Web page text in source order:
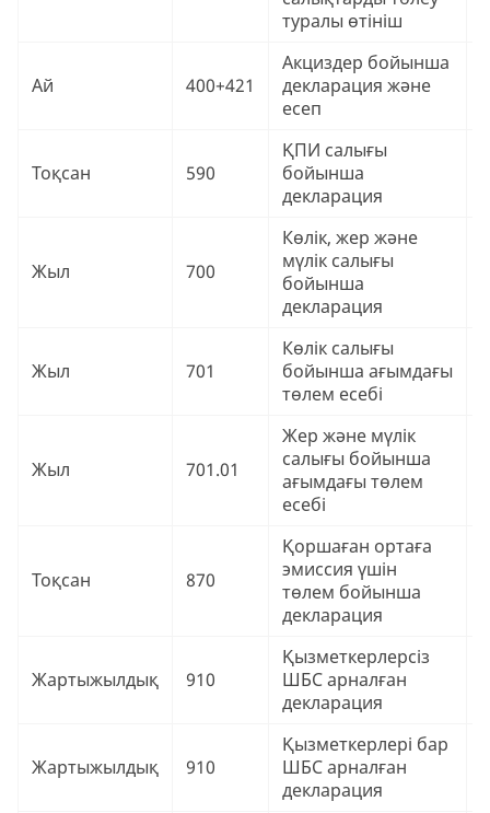
туралы өтініш
Ай 400+421
Акциздер бойынша
декларация және
есеп
Тоқсан 590
ҚПИ салығы
бойынша
декларация
Жыл 700
Көлік, жер және
мүлік салығы
бойынша
декларация
Жыл 701
Көлік салығы
бойынша ағымдағы
төлем есебі
Жыл 701.01
Жер және мүлік
салығы бойынша
ағымдағы төлем
есебі
Тоқсан 870
Қоршаған ортаға
эмиссия үшін
төлем бойынша
декларация
Жартыжылдық 910
Қызметкерлерсіз
ШБС арналған
декларация
Жартыжылдық 910
Қызметкерлері бар
ШБС арналған
декларация